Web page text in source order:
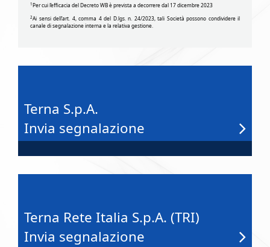
1Per cui l’efficacia del Decreto WB è prevista a decorrere dal 17 dicembre 2023
2Ai sensi dell’art. 4, comma 4 del D.lgs. n. 24/2023, tali Società possono condividere il
canale di segnalazione interna e la relativa gestione.
Terna S.p.A.
Invia segnalazione
Terna Rete Italia S.p.A. (TRI)
Invia segnalazione